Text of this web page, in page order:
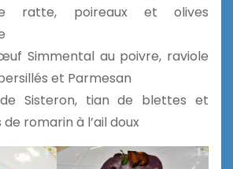
ratte, poireaux et olives
Simmental au poivre, raviole
et Parmesan
de Sisteron, tian de blettes et
de romarin à l’ail doux